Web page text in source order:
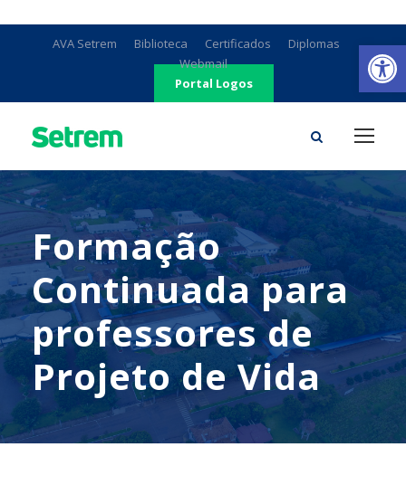
AVA Setrem Biblioteca Certificados
Diplomas
Webmail
Portal Logos
Formação
Continuada para
professores de
Projeto de Vida